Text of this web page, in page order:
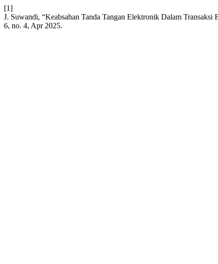
[1]
J. Suwandi, “Keabsahan Tanda Tangan Elektronik Dalam
6, no. 4, Apr 2025.